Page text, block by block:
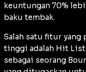
keuntungan 70%
baku tembak.
Salah satu fitur
tinggi adalah Hit
sebagai seorang